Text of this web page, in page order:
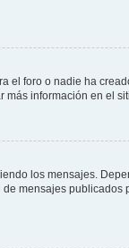
foro o nadie ha
más información en el
los mensajes.
mensajes